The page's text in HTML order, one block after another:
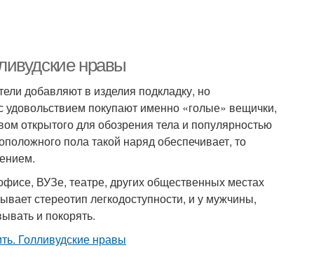
нравы
добавляют в изделия подкладку, но
покупают именно «голые» вещички,
открытого для обозрения тела и популярностью
пола такой наряд обеспечивает, то
ВУЗе, театре, других общественных местах
стереотип легкодоступности, и у мужчины,
и покорять.